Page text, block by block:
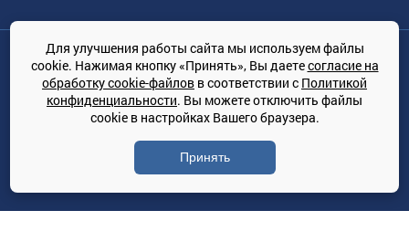
Общество с ограниченной ответственностью «ТРЕЙДКОН», ОГРН:
1167847364079, 197022, г. Санкт-Петербург, проспект Медиков, 7
КЛИМАТПРОФ.ONLINE - оптовая продажа кондиционеров и
климатической техники на территории РФ
© Сайт принадлежит ООО «ТРЕЙДКОН»
Политика конфиденциальности
Для улучшения работы сайта мы используем файлы
cookie. Нажимая кнопку «Принять», Вы даетесогласие на
обработку cookie-файлов в соответствии с Политикой
конфиденциальности. Вы можете отключить файлы
cookie в настройках Вашего браузера.
Принять